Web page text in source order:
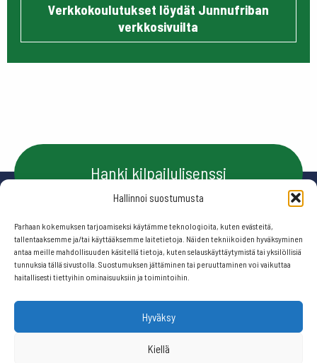
Hallinnoi suostumusta
Parhaan kokemuksen tarjoamiseksi käytämme teknologioita, kuten evästeitä,
tallentaaksemme ja/tai käyttääksemme laitetietoja. Näiden tekniikoiden hyväksyminen
antaa meille mahdollisuuden käsitellä tietoja, kuten selauskäyttäytymistä tai yksilöllisiä
tunnuksia tällä sivustolla. Suostumuksen jättäminen tai peruuttaminen voi vaikuttaa
haitallisesti tiettyihin ominaisuuksiin ja toimintoihin.
Hyväksy
Kiellä
Verkkokoulutukset löydät Junnufriban
verkkosivuilta
Hanki kilpailulisenssi
Ota yhteyttä
Seuraa meitä:
© 2026 Suomen frisbeegolfliitto.